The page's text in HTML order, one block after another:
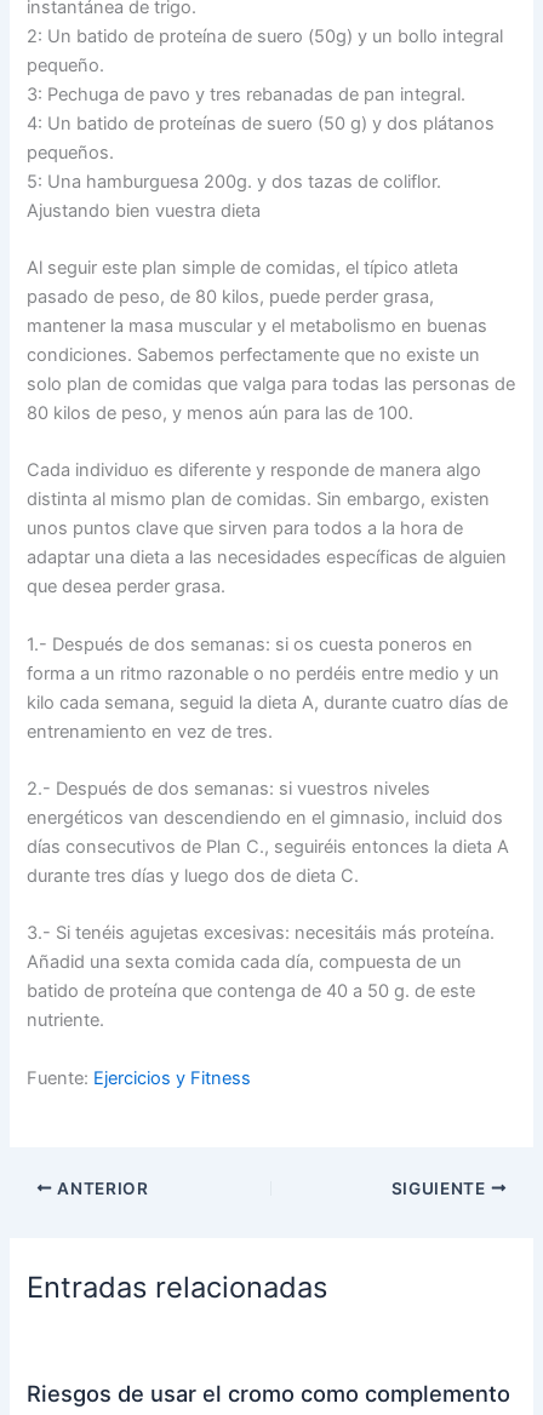
instantánea de trigo.
2: Un batido de proteína de suero (50g) y un bollo integral
pequeño.
3: Pechuga de pavo y tres rebanadas de pan integral.
4: Un batido de proteínas de suero (50 g) y dos plátanos
pequeños.
5: Una hamburguesa 200g. y dos tazas de coliflor.
Ajustando bien vuestra dieta
Al seguir este plan simple de comidas, el típico atleta
pasado de peso, de 80 kilos, puede perder grasa,
mantener la masa muscular y el metabolismo en buenas
condiciones. Sabemos perfectamente que no existe un
solo plan de comidas que valga para todas las personas de
80 kilos de peso, y menos aún para las de 100.
Cada individuo es diferente y responde de manera algo
distinta al mismo plan de comidas. Sin embargo, existen
unos puntos clave que sirven para todos a la hora de
adaptar una dieta a las necesidades específicas de alguien
que desea perder grasa.
1.- Después de dos semanas: si os cuesta poneros en
forma a un ritmo razonable o no perdéis entre medio y un
kilo cada semana, seguid la dieta A, durante cuatro días de
entrenamiento en vez de tres.
2.- Después de dos semanas: si vuestros niveles
energéticos van descendiendo en el gimnasio, incluid dos
días consecutivos de Plan C., seguiréis entonces la dieta A
durante tres días y luego dos de dieta C.
3.- Si tenéis agujetas excesivas: necesitáis más proteína.
Añadid una sexta comida cada día, compuesta de un
batido de proteína que contenga de 40 a 50 g. de este
nutriente.
Fuente: Ejercicios y Fitness
ANTERIOR SIGUIENTE
Entradas relacionadas
Riesgos de usar el cromo como complemento